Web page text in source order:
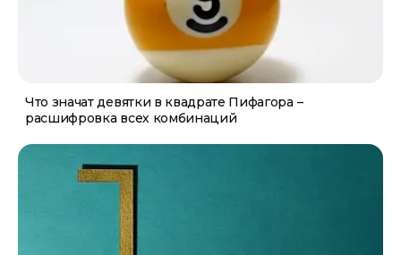
Что значат девятки в квадрате Пифагора –
расшифровка всех комбинаций